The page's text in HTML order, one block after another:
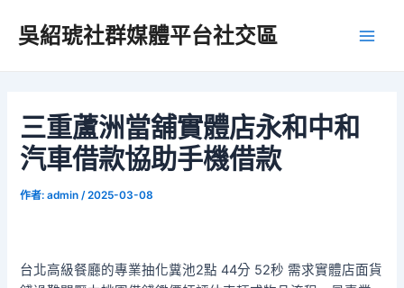
吳紹琥社群媒體平台社交區
三重蘆洲當舖實體店永和中和
汽車借款協助手機借款
作者:admin /2025-03-08
台北高級餐廳的專業抽化糞池2點 44分 52秒 需求實體店面貨